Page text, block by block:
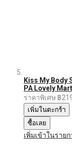
Kiss My Body
PA Lovely
ราคาพิเศษ ฿
เพิ่มในตะกร้า
ซื้อเลย
เพิ่มเข้าในราย